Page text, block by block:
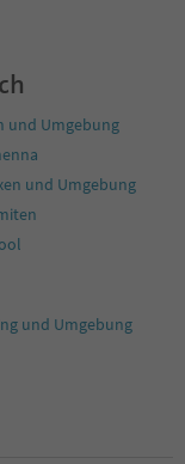
und Umgebung
und Umgebung
und Umgebung